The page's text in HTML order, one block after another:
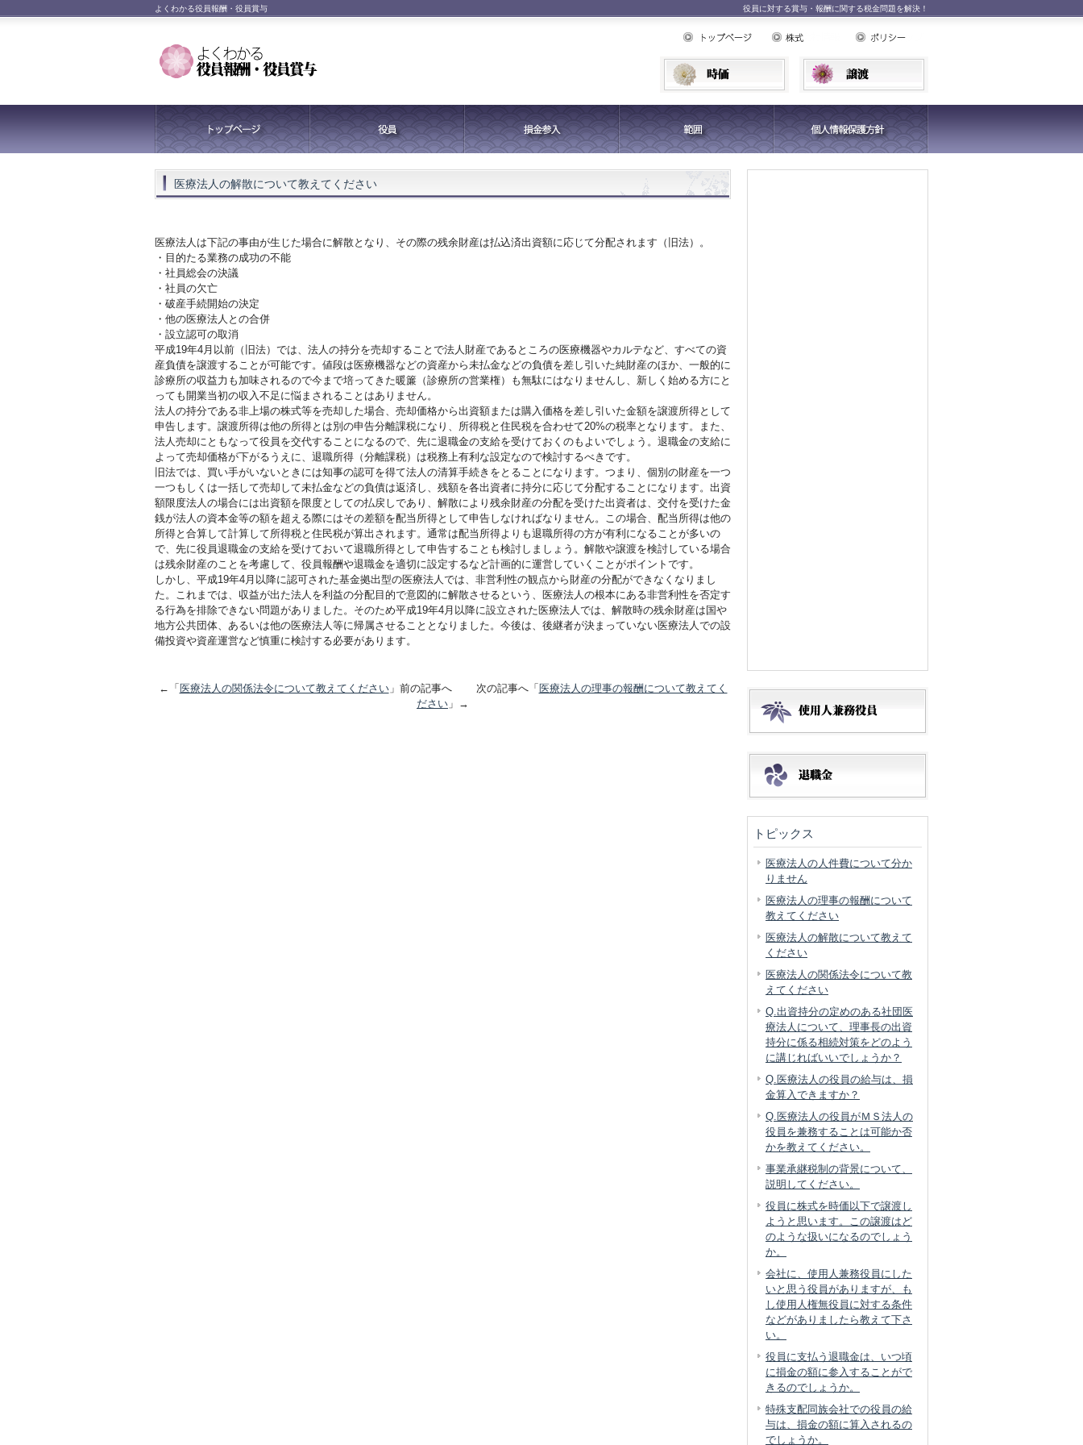
よくわかる役員報酬・役員賞与 役員に対する賞与・報酬に関する税金問題を解決！
医療法人の解散について教えてください
医療法人は下記の事由が生じた場合に解散となり、その際の残余財産は払込済出資額に応じて分配されます（旧法）。
・目的たる業務の成功の不能
・社員総会の決議
・社員の欠亡
・破産手続開始の決定
・他の医療法人との合併
・設立認可の取消
平成19年4月以前（旧法）では、法人の持分を売却することで法人財産であるところの医療機器やカルテなど、すべての資
産負債を譲渡することが可能です。値段は医療機器などの資産から未払金などの負債を差し引いた純財産のほか、一般的に
診療所の収益力も加味されるので今まで培ってきた暖簾（診療所の営業権）も無駄にはなりませんし、新しく始める方にと
っても開業当初の収入不足に悩まされることはありません。
法人の持分である非上場の株式等を売却した場合、売却価格から出資額または購入価格を差し引いた金額を譲渡所得として
申告します。譲渡所得は他の所得とは別の申告分離課税になり、所得税と住民税を合わせて20%の税率となります。また、
法人売却にともなって役員を交代することになるので、先に退職金の支給を受けておくのもよいでしょう。退職金の支給に
よって売却価格が下がるうえに、退職所得（分離課税）は税務上有利な設定なので検討するべきです。
旧法では、買い手がいないときには知事の認可を得て法人の清算手続きをとることになります。つまり、個別の財産を一つ
一つもしくは一括して売却して未払金などの負債は返済し、残額を各出資者に持分に応じて分配することになります。出資
額限度法人の場合には出資額を限度としての払戻しであり、解散により残余財産の分配を受けた出資者は、交付を受けた金
銭が法人の資本金等の額を超える際にはその差額を配当所得として申告しなければなりません。この場合、配当所得は他の
所得と合算して計算して所得税と住民税が算出されます。通常は配当所得よりも退職所得の方が有利になることが多いの
で、先に役員退職金の支給を受けておいて退職所得として申告することも検討しましょう。解散や譲渡を検討している場合
は残余財産のことを考慮して、役員報酬や退職金を適切に設定するなど計画的に運営していくことがポイントです。
しかし、平成19年4月以降に認可された基金拠出型の医療法人では、非営利性の観点から財産の分配ができなくなりまし
た。これまでは、収益が出た法人を利益の分配目的で意図的に解散させるという、医療法人の根本にある非営利性を否定す
る行為を排除できない問題がありました。そのため平成19年4月以降に設立された医療法人では、解散時の残余財産は国や
地方公共団体、あるいは他の医療法人等に帰属させることとなりました。今後は、後継者が決まっていない医療法人での設
備投資や資産運営など慎重に検討する必要があります。
←「 医療法人の関係法令について教えてください」前の記事へ 次の記事へ「 医療法人の理事の報酬について教えてく
ださい 」→
トピックス
医療法人の人件費について分か
りません
医療法人の理事の報酬について
教えてください
医療法人の解散について教えて
ください
医療法人の関係法令について教
えてください
Q.出資持分の定めのある社団医
療法人について、理事長の出資
持分に係る相続対策をどのよう
に講じればいいでしょうか？
Q.医療法人の役員の給与は、損
金算入できますか？
Q.医療法人の役員がＭＳ法人の
役員を兼務することは可能か否
かを教えてください。
事業承継税制の背景について、
説明してください。
役員に株式を時価以下で譲渡し
ようと思います。この譲渡はど
のような扱いになるのでしょう
か。
会社に、使用人兼務役員にした
いと思う役員がありますが、も
し使用人権無役員に対する条件
などがありましたら教えて下さ
い。
役員に支払う退職金は、いつ頃
に損金の額に参入することがで
きるのでしょうか。
特殊支配同族会社での役員の給
与は、損金の額に算入されるの
でしょうか。